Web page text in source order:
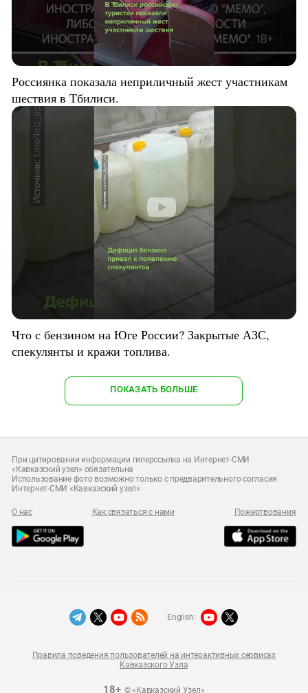
Россиянка показала неприличный жест участникам
шествия в Тбилиси.
Что с бензином на Юге России? Закрытые АЗС,
спекулянты и кражи топлива.
ПОКАЗАТЬ БОЛЬШЕ
При цитировании информации гиперссылка на Интернет-СМИ
«Кавказский узел» обязательна
Использование фото возможно только с предварительного согласия
Интернет-СМИ «Кавказский узел»
О нас Как связаться с нами Пожертвования
18+© «Кавказский Узел»
Правила поведения пользователей на интерактивных сервисах
Кавказского Узла
English: